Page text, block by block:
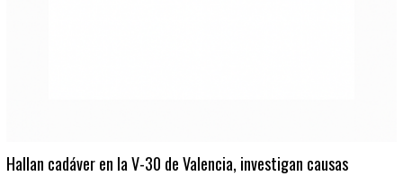
Hallan cadáver en la V-30 de Valencia, investigan causas